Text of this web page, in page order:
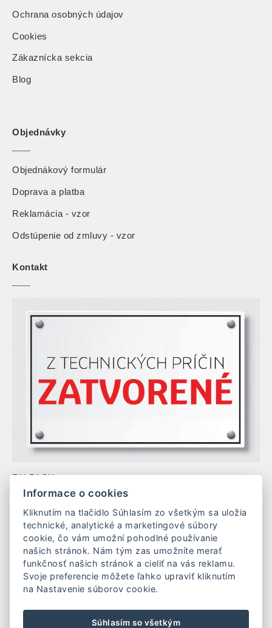
Ochrana osobných údajov
Cookies
Zákaznícka sekcia
Blog
Objednávky
Objednákový formulár
Doprava a platba
Reklamácia - vzor
Odstúpenie od zmluvy - vzor
Kontakt
RH PACK s.r.o.
Mierová 163/48
Slovenská republika
IČO: 54 852 676
DIČ: 2121801605
IČ DPH: SK2121801605
tel.: +421 940 634 446
Informace o cookies
Kliknutím na tlačidlo Súhlasím zo všetkým sa uložia
technické, analytické a marketingové súbory
cookie, čo vám umožní pohodlné používanie
našich stránok. Nám tým zas umožníte merať
funkčnosť našich stránok a cieliť na vás reklamu.
Svoje preferencie môžete ľahko upraviť kliknutím
na Nastavenie súborov cookie.
Súhlasím so všetkým